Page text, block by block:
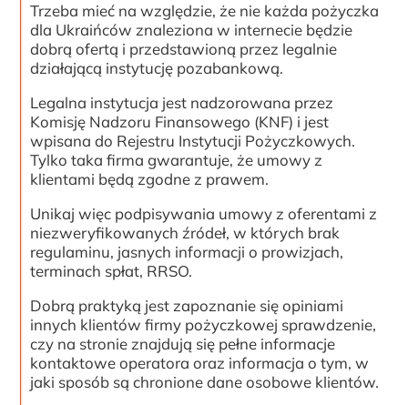
Trzeba mieć na względzie, że nie każda pożyczka
dla Ukraińców znaleziona w internecie będzie
dobrą ofertą i przedstawioną przez legalnie
działającą instytucję pozabankową.
Legalna instytucja jest nadzorowana przez
Komisję Nadzoru Finansowego (KNF) i jest
wpisana do Rejestru Instytucji Pożyczkowych.
Tylko taka firma gwarantuje, że umowy z
klientami będą zgodne z prawem.
Unikaj więc podpisywania umowy z oferentami z
niezweryfikowanych źródeł, w których brak
regulaminu, jasnych informacji o prowizjach,
terminach spłat, RRSO.
Dobrą praktyką jest zapoznanie się opiniami
innych klientów firmy pożyczkowej sprawdzenie,
czy na stronie znajdują się pełne informacje
kontaktowe operatora oraz informacja o tym, w
jaki sposób są chronione dane osobowe klientów.